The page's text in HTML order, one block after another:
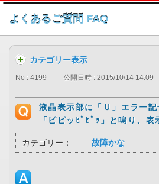
このページの本文
よくあるご質問 FAQ
カテゴリー表示
No : 4199 公開日時 : 2015/10/14 14:09
液晶表示部に「Ｕ」エラー
「ピピッﾋﾟﾋﾟｯ」と鳴り、表
カテゴリー： 故障かな